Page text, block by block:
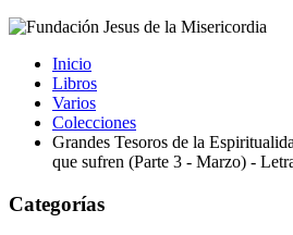
Inicio
Libros
Varios
Colecciones
Grandes Tesoros de la
que sufren (Parte 3 - Marzo) -
Categorías